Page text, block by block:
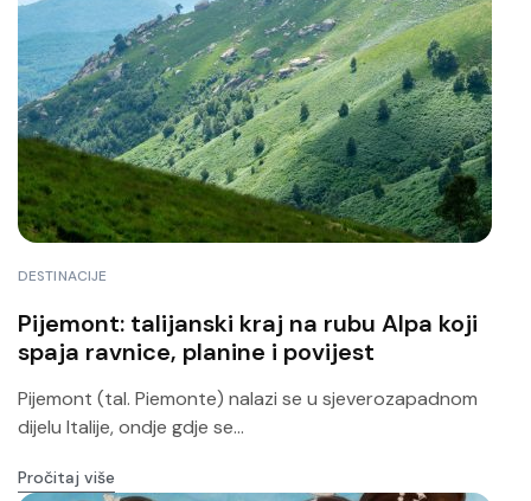
DESTINACIJE
Pijemont: talijanski kraj na rubu Alpa koji
spaja ravnice, planine i povijest
Pijemont (tal. Piemonte) nalazi se u sjeverozapadnom
dijelu Italije, ondje gdje se...
Pročitaj više